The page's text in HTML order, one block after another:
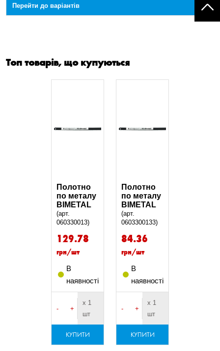
Перейти до варіантів
Топ товарів, що купуються
Полотно
по металу
BIMETAL
(арт.
060330013)
129.78
грн/шт
В
наявності
- +
х 1
шт
КУПИТИ
Полотно
по металу
BIMETAL
(арт.
0603300133)
84.36
грн/шт
В
наявності
- +
х 1
шт
КУПИТИ